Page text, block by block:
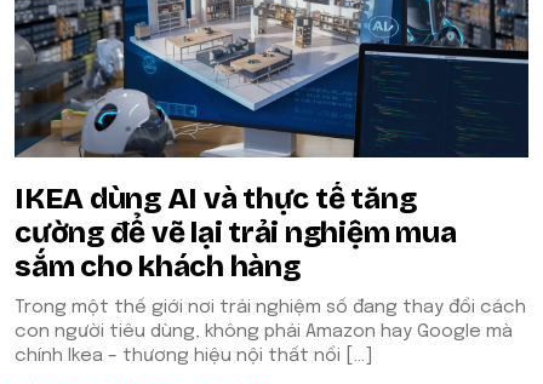
IKEA dùng AI và thực tế tăng
cường để vẽ lại trải nghiệm mua
sắm cho khách hàng
Trong một thế giới nơi trải nghiệm số đang thay đổi cách
con người tiêu dùng, không phải Amazon hay Google mà
chính Ikea – thương hiệu nội thất nổi […]